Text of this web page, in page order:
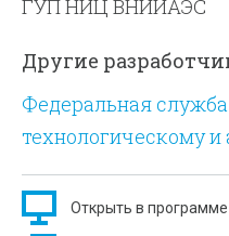
ГУП НИЦ ВНИИАЭС
Другие
Федеральная
технологическому
Открыть в программе